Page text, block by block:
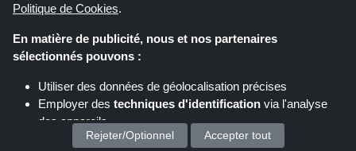
codes promo que vous pouvez utiliser pour obtenir
promo Sirhona valide lors de l'achat d'accessoires et
de robinetterie de salle de bain sur leur boutique en
ligne. Une application réussie du code de réduction
vous aidera à réaliser les économies dont votre
budget a besoin. Ainsi, la prochaine fois que vous
souhaitez acheter une cabine de douche ou un miroir
Politique de Cookies.
En matière de publicité, nous et nos partenaires
sélectionnés pouvons :
Utiliser des données de géolocalisation précises
Employer des techniques d'identification via l'analyse
des appareils
Stocker et/ou accéder à des informations sur un appareil
Rejeter/Optionnel Accepter tout